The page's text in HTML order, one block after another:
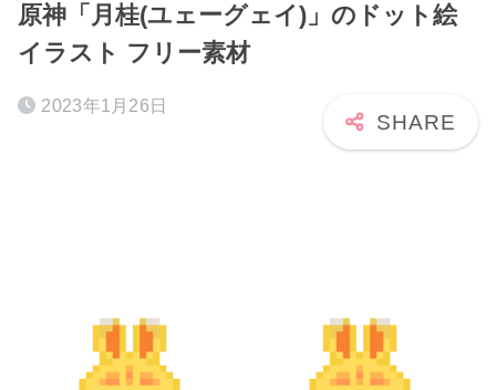
原神「月桂(ユェーグェイ)」のドット絵
イラスト フリー素材
2023年1月26日